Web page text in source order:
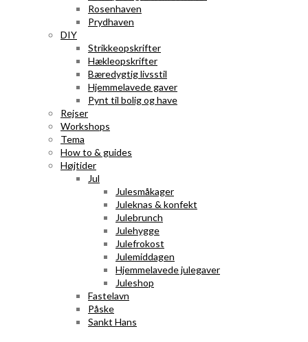
Rosenhaven
Prydhaven
DIY
Strikkeopskrifter
Hækleopskrifter
Bæredygtig livsstil
Hjemmelavede gaver
Pynt til bolig og have
Rejser
Workshops
Tema
How to & guides
Højtider
Jul
Julesmåkager
Juleknas & konfekt
Julebrunch
Julehygge
Julefrokost
Julemiddagen
Hjemmelavede julegaver
Juleshop
Fastelavn
Påske
Sankt Hans